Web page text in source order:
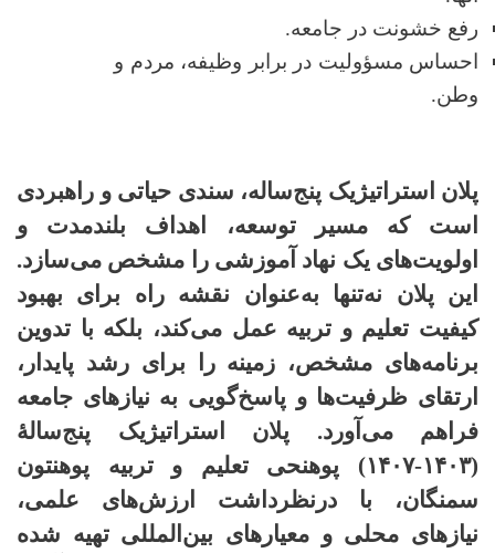
رفع خشونت در جامعه.
احساس مسؤولیت در برابر وظیفه، مردم و
وطن.
پلان استراتیژیک پنج‌ساله، سندی حیاتی و راهبردی
است که مسیر توسعه، اهداف بلندمدت و
اولویت‌های یک نهاد آموزشی را مشخص می‌سازد.
این پلان نه‌تنها به‌عنوان نقشه راه برای بهبود
کیفیت تعلیم و تربیه عمل می‌کند، بلکه با تدوین
برنامه‌های مشخص، زمینه را برای رشد پایدار،
ارتقای ظرفیت‌ها و پاسخ‌گویی به نیازهای جامعه
فراهم می‌آورد. پلان استراتیژیک پنج‌سالۀ
(۱۴۰۳-۱۴۰۷)
پوهنحی تعلیم و تربیه پوهنتون
سمنگان، با درنظرداشت ارزش‌های علمی،
نیازهای محلی و معیارهای بین‌المللی تهیه شده